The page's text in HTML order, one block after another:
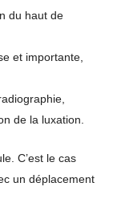
du haut de
et importante,
de la luxation.
C’est le cas
un déplacement